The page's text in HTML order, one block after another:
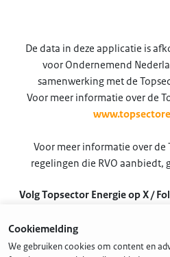
De data in deze applicatie is
voor Ondernemend
samenwerking met de
Voor meer informatie over de
Voor meer informatie over de
regelingen die RVO aanbiedt,
Volg Topsector Energie op X /
Cookiemelding
We gebruiken cookies om content en